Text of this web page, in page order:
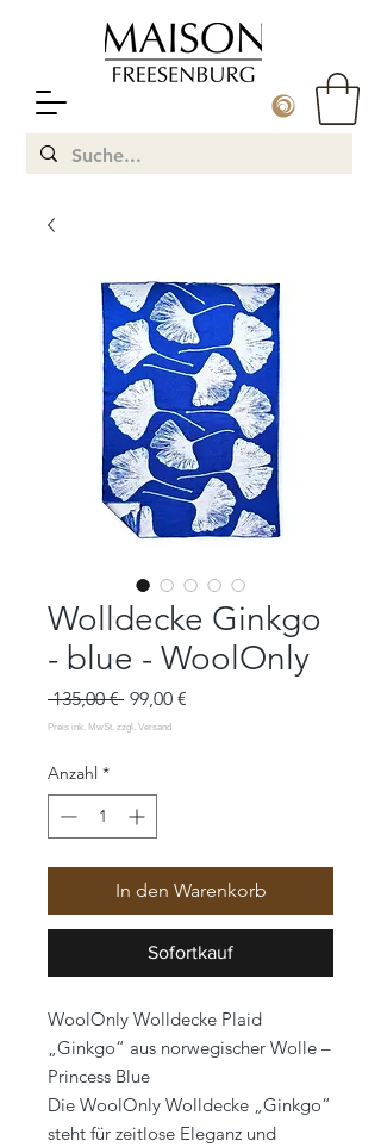
Wolldecke Ginkgo
- blue - WoolOnly
135,00 € Standardpreis
99,00 €
Anzahl *
In den Warenkorb
Sofortkauf
WoolOnly Wolldecke Plaid
„Ginkgo“ aus norwegischer Wolle –
Princess Blue
Die WoolOnly Wolldecke „Ginkgo“
steht für zeitlose Eleganz und